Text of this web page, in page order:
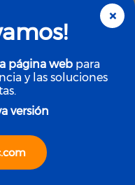
Derrames
/
×
página web para
y las soluciones
versión